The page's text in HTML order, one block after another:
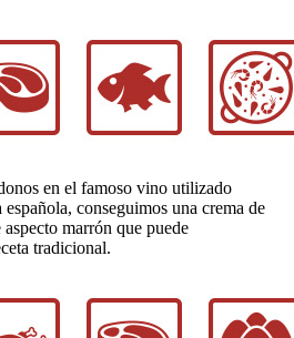
en el famoso vino utilizado
conseguimos una crema de
marrón que puede
tradicional.